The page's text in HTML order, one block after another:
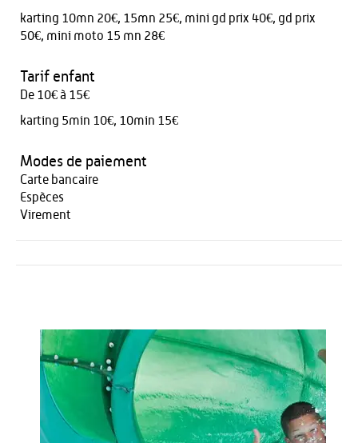
karting 10mn 20€, 15mn 25€, mini gd prix 40€, gd prix
50€, mini moto 15 mn 28€
Tarif enfant
De 10€ à 15€
karting 5min 10€, 10min 15€
Modes de paiement
Carte bancaire
Espèces
Virement